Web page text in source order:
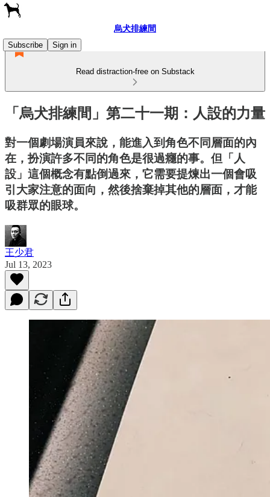
烏犬排練間
Subscribe
Sign in
Read distraction-free on Substack
「烏犬排練間」第二十一期：人設的力量
對一個劇場演員來說，能進入到角色不同層面的內
在，扮演許多不同的角色是很過癮的事。但「人
設」這個概念有點倒過來，它需要提煉出一個會吸
引大家注意的面向，然後捨棄掉其他的層面，才能
吸群眾的眼球。
王少君
Jul 13, 2023